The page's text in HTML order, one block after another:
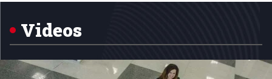
Videos